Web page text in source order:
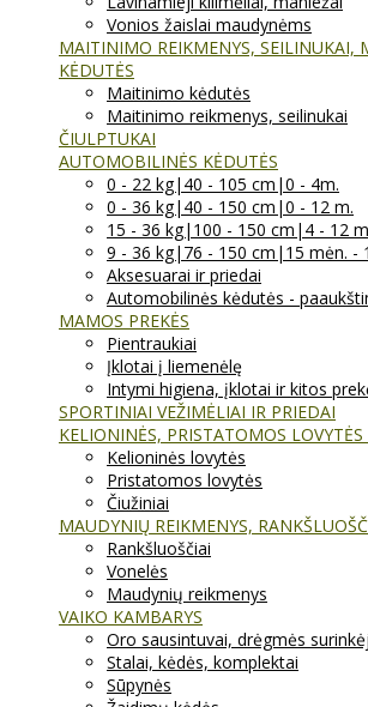
Vonios žaislai maudynėms
MAITINIMO REIKMENYS, SEILINUKAI,
KĖDUTĖS
Maitinimo kėdutės
Maitinimo reikmenys, seilinukai
ČIULPTUKAI
AUTOMOBILINĖS KĖDUTĖS
0 - 22 kg|40 - 105 cm|0 - 4m.
0 - 36 kg|40 - 150 cm|0 - 12 m.
15 - 36 kg|100 - 150 cm|4 - 12
9 - 36 kg|76 - 150 cm|15 mėn. -
Aksesuarai ir priedai
Automobilinės kėdutės -
MAMOS PREKĖS
Pientraukiai
Įklotai į liemenėlę
Intymi higiena, įklotai ir kitos
SPORTINIAI VEŽIMĖLIAI IR PRIEDAI
KELIONINĖS, PRISTATOMOS
Kelioninės lovytės
Pristatomos lovytės
Čiužiniai
MAUDYNIŲ REIKMENYS,
Rankšluoščiai
Vonelės
Maudynių reikmenys
VAIKO KAMBARYS
Oro sausintuvai, drėgmės
Stalai, kėdės, komplektai
Sūpynės